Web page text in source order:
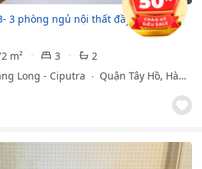
3 phòng ngủ nội thất đầy đủ tại
m² 3
2
Long - Ciputra
Quận Tây Hồ, Hà